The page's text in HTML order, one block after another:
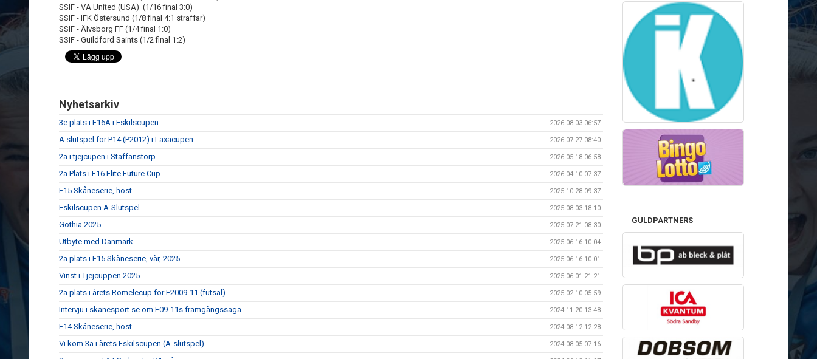
SSIF - VA United (USA) (1/16 final 3:0)
SSIF - IFK Östersund (1/8 final 4:1 straffar)
SSIF - Älvsborg FF (1/4 final 1:0)
SSIF - Guildford Saints (1/2 final 1:2)
Nyhetsarkiv
3e plats i F16A i Eskilscupen 2026-08-03 06:57
A slutspel för P14 (P2012) i Laxacupen 2026-07-27 08:40
2a i tjejcupen i Staffanstorp 2026-05-18 06:58
2a Plats i F16 Elite Future Cup 2026-04-10 07:37
F15 Skåneserie, höst 2025-10-28 09:37
Eskilscupen A-Slutspel 2025-08-03 18:10
Gothia 2025 2025-07-21 08:30
Utbyte med Danmark 2025-06-16 10:04
2a plats i F15 Skåneserie, vår, 2025 2025-06-16 10:01
Vinst i Tjejcuppen 2025 2025-06-01 21:21
2a plats i årets Romelecup för F2009-11 (futsal) 2025-02-10 05:59
Intervju i skanesport.se om F09-11s framgångssaga 2024-11-20 13:48
F14 Skåneserie, höst 2024-08-12 12:28
Vi kom 3a i årets Eskilscupen (A-slutspel) 2024-08-05 07:16
GULDPARTNERS